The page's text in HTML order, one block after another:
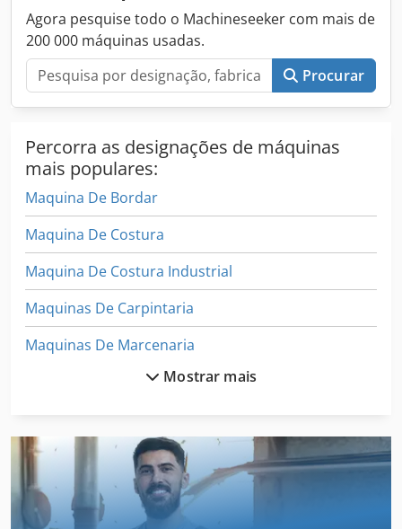
Agora pesquise todo o Machineseeker com mais de
200 000 máquinas usadas.
Procurar
Percorra as designações de máquinas
mais populares:
Maquina De Bordar
Maquina De Costura
Maquina De Costura Industrial
Maquinas De Carpintaria
Maquinas De Marcenaria
Maquinas De Usinagem
Máquina De Carpintaria
Máquina De Condução
Mostrar mais